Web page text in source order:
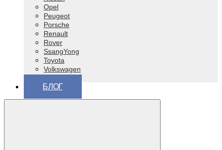
Opel
Peugeot
Porsche
Renault
Rover
SsangYong
Toyota
Volkswagen
БЛОГ